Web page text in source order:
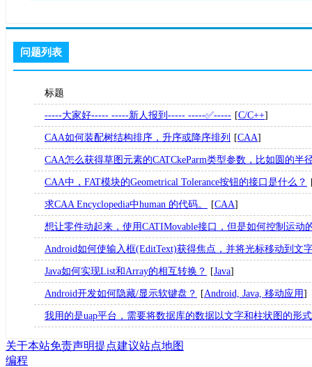
问题列表
标题
-----大家好----- -----新人报到----- -----✅----- [C/C++]
CAA如何装配树结构排序，升序或降序排列 [CAA]
CAA怎么获得草图元素的CATCkeParm类型参数，比如圆的半
CAA中，FAT模块的Geometrical Tolerance按钮的接口是什么？
求CAA Encyclopedia中human 的代码。 [CAA]
想让零件动起来，使用CATIMovable接口，但是如何控制运动
Android如何使输入框(EditText)获得焦点，并将光标移动到文
Java如何实现List和Array的相互转换？ [Java]
Android开发如何隐藏/显示软键盘？ [Android, Java, 移动应用]
我用的是uap平台，需要将数据库的数据以文字和柱状图的形
关于本站免责声明提点建议站点地图
编程